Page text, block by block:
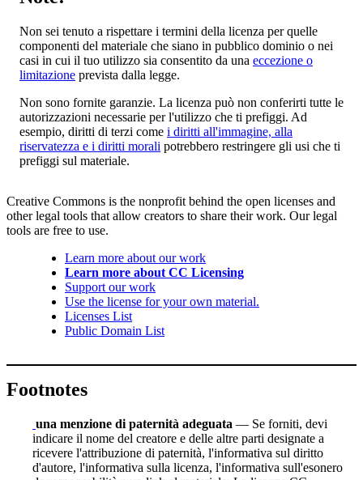
Non sei tenuto a rispettare i termini della licenza per quelle
componenti del materiale che siano in pubblico dominio o nei
casi in cui il tuo utilizzo sia consentito da una eccezione o
limitazione prevista dalla legge.
Non sono fornite garanzie. La licenza può non conferirti tutte le
autorizzazioni necessarie per l'utilizzo che ti prefiggi. Ad
esempio, diritti di terzi come i diritti all'immagine, alla
riservatezza e i diritti morali potrebbero restringere gli usi che ti
prefiggi sul materiale.
Creative Commons is the nonprofit behind the open licenses and
other legal tools that allow creators to share their work. Our legal
tools are free to use.
Learn more about our work
Learn more about CC Licensing
Support our work
Use the license for your own material.
Licenses List
Public Domain List
Footnotes
una menzione di paternità adeguata — Se forniti, devi
indicare il nome del creatore e delle altre parti designate a
ricevere l'attribuzione di paternità, l'informativa sul diritto
d'autore, l'informativa sulla licenza, l'informativa sull'esonero